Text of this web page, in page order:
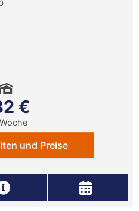
€
und Preise